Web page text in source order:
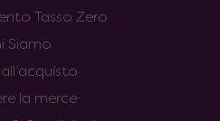
Tasso Zero
Siamo
la merce